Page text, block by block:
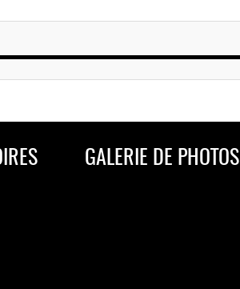
GALERIE DE PHOTOS